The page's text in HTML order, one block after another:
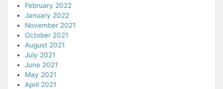
February 2022
January 2022
November 2021
October 2021
August 2021
July 2021
June 2021
May 2021
April 2021